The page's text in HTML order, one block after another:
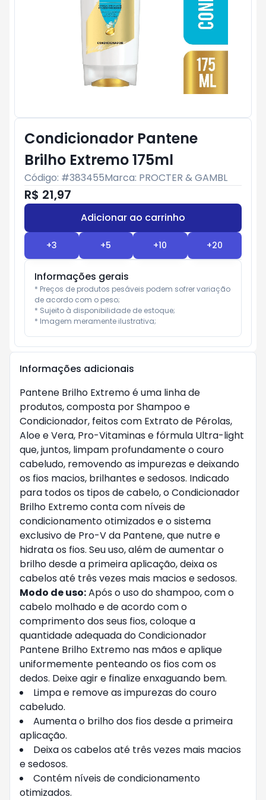
Condicionador Pantene
Brilho Extremo 175ml
Código: #383455Marca: PROCTER & GAMBL
R$ 21,97
Adicionar ao carrinho
+3 +5 +10 +20
Informações gerais
* Preços de produtos pesáveis podem sofrer variação
de acordo com o peso;
* Sujeito à disponibilidade de estoque;
* Imagem meramente ilustrativa;
Informações adicionais
Pantene Brilho Extremo é uma linha de
produtos, composta por Shampoo e
Condicionador, feitos com Extrato de Pérolas,
Aloe e Vera, Pro-Vitaminas e fórmula Ultra-light
que, juntos, limpam profundamente o couro
cabeludo, removendo as impurezas e deixando
os fios macios, brilhantes e sedosos. Indicado
para todos os tipos de cabelo, o Condicionador
Brilho Extremo conta com níveis de
condicionamento otimizados e o sistema
exclusivo de Pro-V da Pantene, que nutre e
hidrata os fios. Seu uso, além de aumentar o
brilho desde a primeira aplicação, deixa os
cabelos até três vezes mais macios e sedosos.
Modo de uso:Após o uso doshampoo, com o
cabelo molhado e de acordo com o
comprimento dos seus fios, coloque a
quantidade adequada do Condicionador
Pantene Brilho Extremo nas mãos e aplique
uniformemente penteando os fios com os
dedos. Deixe agir e finalize enxaguando bem.
Limpa e remove as impurezas do couro
cabeludo.
Aumenta o brilho dos fios desde a primeira
aplicação.
Deixa os cabelos até três vezes mais macios
e sedosos.
Contém níveis de condicionamento
otimizados.